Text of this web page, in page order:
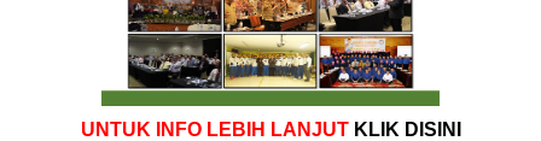
UNTUK INFO LEBIH LANJUT KLIK DISINI